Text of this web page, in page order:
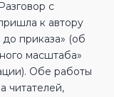
с
к автору
приказа» (об
масштаба»
Обе работы
читателей,